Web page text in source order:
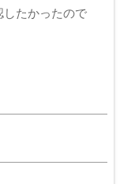
したかったので